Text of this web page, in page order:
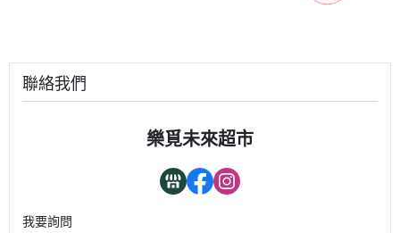
聯絡我們
樂覓未來超市
我要詢問